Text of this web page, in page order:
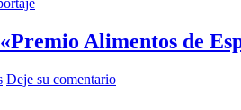
Alimentos de
Deje su comentario